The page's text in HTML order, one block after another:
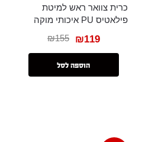
כרית צוואר ראש למיטת
פילאטיס PU איכותי מוקה
₪155 ₪119
הוספה לסל